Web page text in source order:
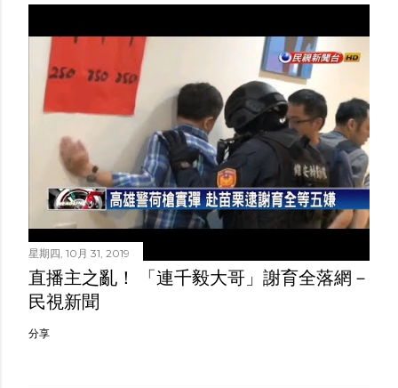
星期四, 10月 31, 2019
直播主之亂！ 「連千毅大哥」謝育全落網－
民視新聞
分享